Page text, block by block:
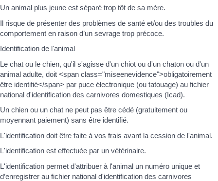
Un animal plus jeune est séparé trop tôt de sa mère.
Il risque de présenter des problèmes de santé et/ou des troubles du
comportement en raison d’un sevrage trop précoce.
Identification de l'animal
Le chat ou le chien, qu'il s'agisse d'un chiot ou d'un chaton ou d'un
animal adulte, doit <span class="miseenevidence">obligatoirement
être identifié</span> par puce électronique (ou tatouage) au fichier
national d'identification des carnivores domestiques (Icad).
Un chien ou un chat ne peut pas être cédé (gratuitement ou
moyennant paiement) sans être identifié.
L'identification doit être faite à vos frais avant la cession de l'animal.
L'identification est effectuée par un vétérinaire.
L'identification permet d'attribuer à l'animal un numéro unique et
d’enregistrer au fichier national d'identification des carnivores